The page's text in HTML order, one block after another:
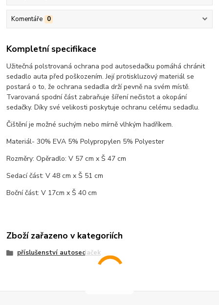
Komentáře 0
Kompletní specifikace
Užitečná polstrovaná ochrana pod autosedačku pomáhá chránit
sedadlo auta před poškozením. Její protiskluzový materiál se
postará o to, že ochrana sedadla drží pevně na svém místě.
Tvarovaná spodní část zabraňuje šíření nečistot a okopání
sedačky. Díky své velikosti poskytuje ochranu celému sedadlu.
Čištění je možné suchým nebo mírně vlhkým hadříkem.
Materiál- 30% EVA 5% Polypropylen 5% Polyester
Rozměry: Opěradlo: V 57 cm x Š 47 cm
Sedací část: V 48 cm x Š 51 cm
Boční část: V 17cm x Š 40 cm
Zboží zařazeno v kategoriích
příslušenství autosedaček